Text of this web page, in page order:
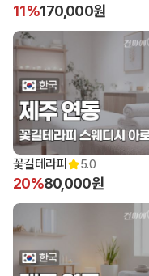
11%170,000원
꽃길테라피 5.0
20%80,000원